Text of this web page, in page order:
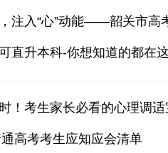
注入“心”动能——韶关市高
直升本科-你想知道的都在
！考生家长必看的心理调适
高考考生应知应会清单